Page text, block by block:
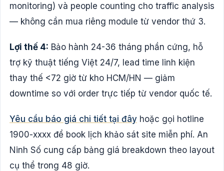
monitoring) và people counting cho traffic analysis
— không cần mua riêng module từ vendor thứ 3.
Lợi thế 4: Bảo hành 24-36 tháng phần cứng, hỗ
trợ kỹ thuật tiếng Việt 24/7, lead time linh kiện
thay thế <72 giờ từ kho HCM/HN — giảm
downtime so với order trực tiếp từ vendor quốc tế.
Yêu cầu báo giá chi tiết tại đây hoặc gọi hotline
1900-xxxx để book lịch khảo sát site miễn phí. An
Ninh Số cung cấp bảng giá breakdown theo layout
cụ thể trong 48 giờ.